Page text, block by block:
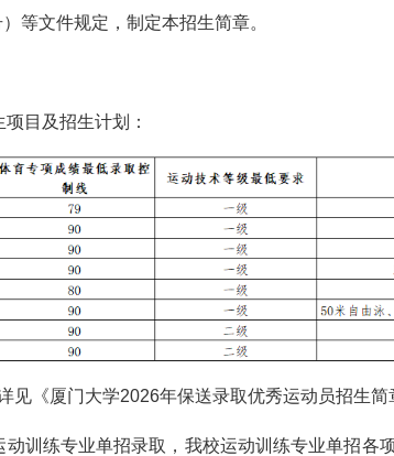
等文件规定，制定本招生简章。
目及招生计划：
见《厦门大学2026年保送录取优秀运动员招生简
训练专业单招录取，我校运动训练专业单招各